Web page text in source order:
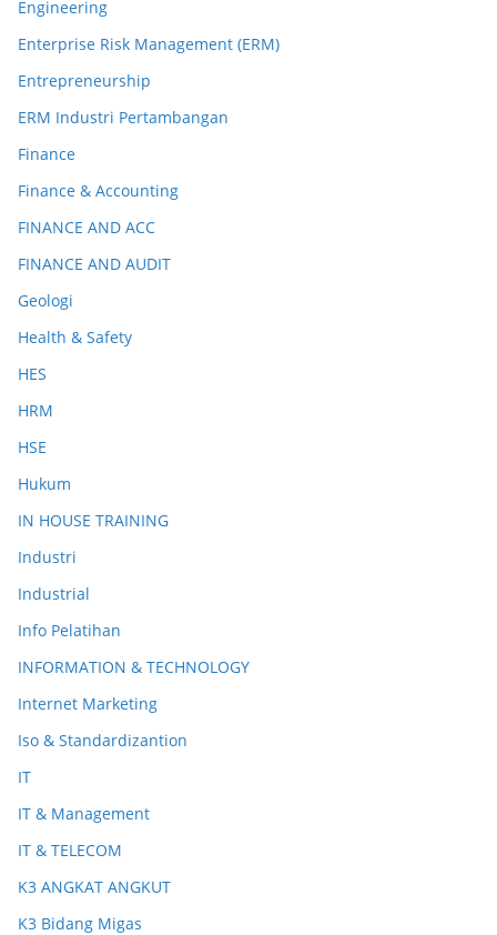
Engineering
Enterprise Risk Management (ERM)
Entrepreneurship
ERM Industri Pertambangan
Finance
Finance & Accounting
FINANCE AND ACC
FINANCE AND AUDIT
Geologi
Health & Safety
HES
HRM
HSE
Hukum
IN HOUSE TRAINING
Industri
Industrial
Info Pelatihan
INFORMATION & TECHNOLOGY
Internet Marketing
Iso & Standardizantion
IT
IT & Management
IT & TELECOM
K3 ANGKAT ANGKUT
K3 Bidang Migas